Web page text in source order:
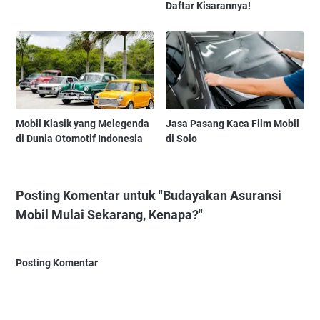
Daftar Kisarannya!
Mobil Klasik yang Melegenda
di Dunia Otomotif Indonesia
Jasa Pasang Kaca Film Mobil
di Solo
Posting Komentar untuk "Budayakan Asuransi
Mobil Mulai Sekarang, Kenapa?"
Posting Komentar